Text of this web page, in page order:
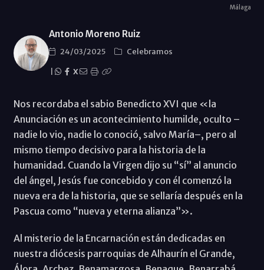
Málaga
Antonio Moreno Ruiz
24/03/2025
Celebramos
X
Nos recordaba el sabio Benedicto XVI que «la
Anunciación es un acontecimiento humilde, oculto –
nadie lo vio, nadie lo conoció, salvo María–, pero al
mismo tiempo decisivo para la historia de la
humanidad. Cuando la Virgen dijo su “sí” al anuncio
del ángel, Jesús fue concebido y con él comenzó la
nueva era de la historia, que se sellaría después en la
Pascua como “nueva y eterna alianza”».
Al misterio de la Encarnación están dedicadas en
nuestra diócesis parroquias de Alhaurín el Grande,